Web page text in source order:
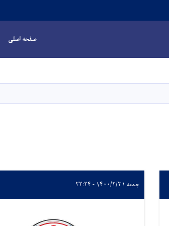
content
صفحه اصلی
جمعه ۱۴۰۰/۲/۳۱ - ۲۲:۲۴